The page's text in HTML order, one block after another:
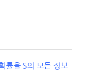
률을 S의 모든 정보